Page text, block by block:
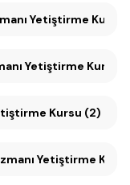
Yetiştirme Kursu
Uzmanı Yetiştirme Kursu
Kursu (2)
Uzmanı Yetiştirme